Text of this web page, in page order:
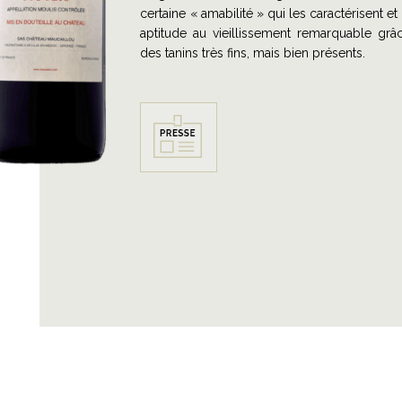
certaine « amabilité » qui les caractérisent et
aptitude au vieillissement remarquable
des tanins très fins, mais bien présents.